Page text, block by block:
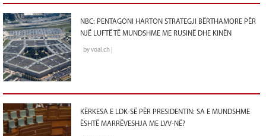
NBC: PENTAGONI HARTON STRATEGJI BËRTHAMORE PËR
NJË LUFTË TË MUNDSHME ME RUSINË DHE KINËN
by voal.ch |
KËRKESA E LDK-SË PËR PRESIDENTIN: SA E MUNDSHME
ËSHTË MARRËVESHJA ME LVV-NË?